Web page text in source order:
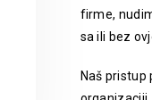
firme,
sa ili bez
Naš pristup